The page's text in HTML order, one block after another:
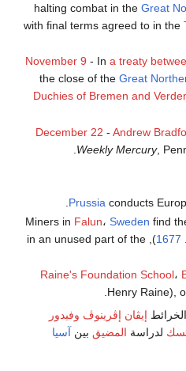
halting combat in the Great
with final terms agreed to in the
November 9 - In a treaty
the close of the Great
Duchies of Bremen and
December 22 - Andrew
Weekly Mercury,
Prussiaconducts
.
Miners in Falun، Sweden find
1677
), in an unused part of the
Raine's Foundation School،
Henry Raine),
إيڤان إڤرينوڤ وفيدور
لدراسة المضيق بين آسيا